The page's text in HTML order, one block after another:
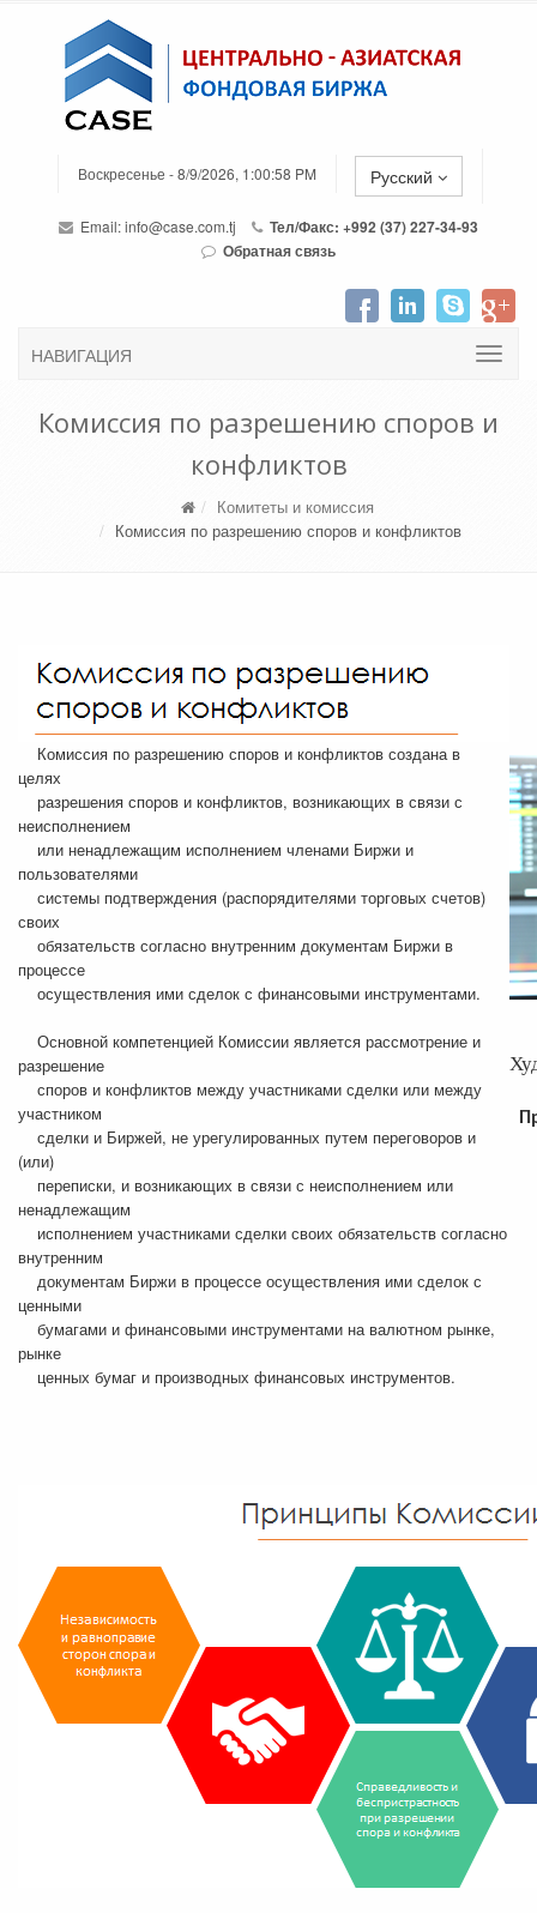
Воскресенье - 8/9/2026, 1:00:58 PM Русский
Email:info@case.com.tj
Тел/Факс: +992 (37) 227-34-93
Обратная связь
НАВИГАЦИЯ
Комиссия по разрешению споров и
конфликтов
Комитеты и комиссия
Комиссия по разрешению споров и конфликтов
Комиссия по разрешению споров и конфликтов создана в
целях
разрешения споров и конфликтов, возникающих в связи с
неисполнением
или ненадлежащим исполнением членами Биржи и
пользователями
системы подтверждения (распорядителями торговых счетов)
своих
обязательств согласно внутренним документам Биржи в
процессе
осуществления ими сделок с финансовыми инструментами.
Основной компетенцией Комиссии является рассмотрение и
разрешение
споров и конфликтов между участниками сделки или между
участником
сделки и Биржей, не урегулированных путем переговоров и
(или)
переписки, и возникающих в связи с неисполнением или
ненадлежащим
исполнением участниками сделки своих обязательств согласно
внутренним
документам Биржи в процессе осуществления ими сделок с
ценными
бумагами и финансовыми инструментами на валютном рынке,
рынке
ценных бумаг и производных финансовых инструментов.